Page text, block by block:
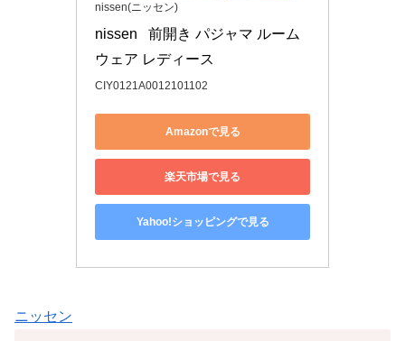
nissen(ニッセン)
nissen   前開き パジャマ ルーム
ウェア レディース
CIY0121A0012101102
Amazonで見る
楽天市場で見る
Yahoo!ショッピングで見る
ニッセン